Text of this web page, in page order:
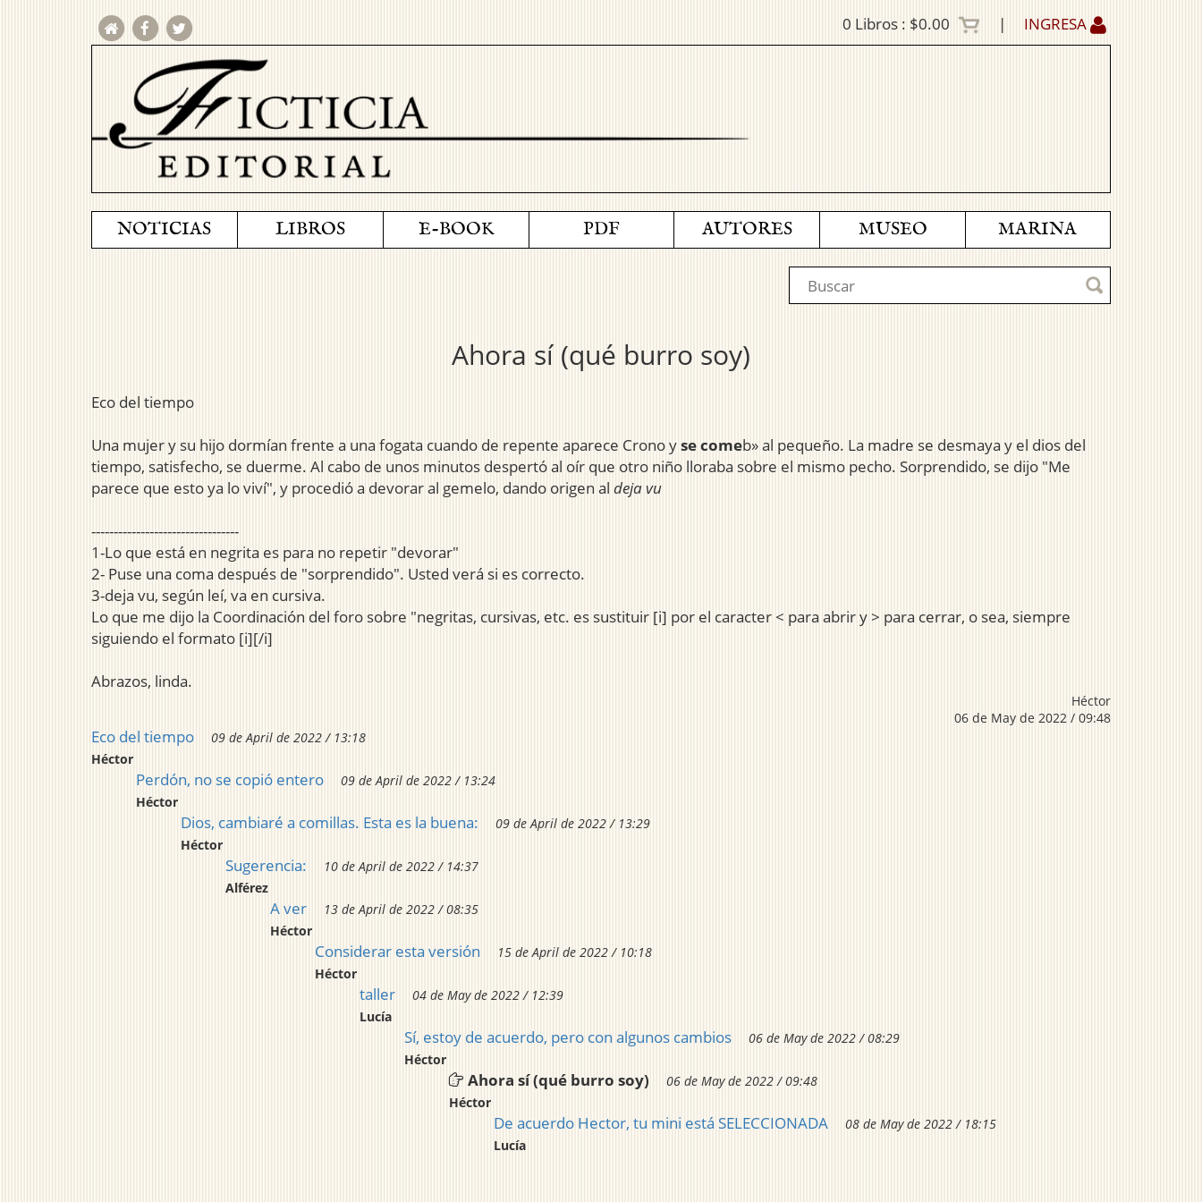
0 Libros : $0.00 | INGRESA
NOTICIAS LIBROS E-BOOK PDF AUTORES MUSEO MARINA
Ahora sí (qué burro soy)
Eco del tiempo
Una mujer y su hijo dormían frente a una fogata cuando de repente aparece Crono yse comeb» al pequeño. La madre se desmaya y el dios del
tiempo, satisfecho, se duerme. Al cabo de unos minutos despertó al oír que otro niño lloraba sobre el mismo pecho. Sorprendido, se dijo "Me
parece que esto ya lo viví", y procedió a devorar al gemelo, dando origen al deja vu
---------------------------------
1-Lo que está en negrita es para no repetir "devorar"
2- Puse una coma después de "sorprendido". Usted verá si es correcto.
3-deja vu, según leí, va en cursiva.
Lo que me dijo la Coordinación del foro sobre "negritas, cursivas, etc. es sustituir [i] por el caracter < para abrir y > para cerrar, o sea, siempre
siguiendo el formato [i][/i]
Abrazos, linda.
Héctor
06 de May de 2022 / 09:48
Eco del tiempo
09 de April de 2022 / 13:18
Héctor
Perdón, no se copió entero
09 de April de 2022 / 13:24
Héctor
Dios, cambiaré a comillas. Esta es la buena:
09 de April de 2022 / 13:29
Héctor
Sugerencia:
10 de April de 2022 / 14:37
Alférez
A ver
13 de April de 2022 / 08:35
Héctor
Considerar esta versión
15 de April de 2022 / 10:18
Héctor
taller
04 de May de 2022 / 12:39
Lucía
Sí, estoy de acuerdo, pero con algunos cambios
06 de May de 2022 / 08:29
Héctor
Ahora sí (qué burro soy)
06 de May de 2022 / 09:48
Héctor
De acuerdo Hector, tu mini está SELECCIONADA
08 de May de 2022 / 18:15
Lucía